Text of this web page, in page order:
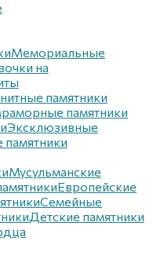
Мемориальные
на
памятники
памятники
Эксклюзивные
Мусульманские
Европейские
Семейные
Детские памятники